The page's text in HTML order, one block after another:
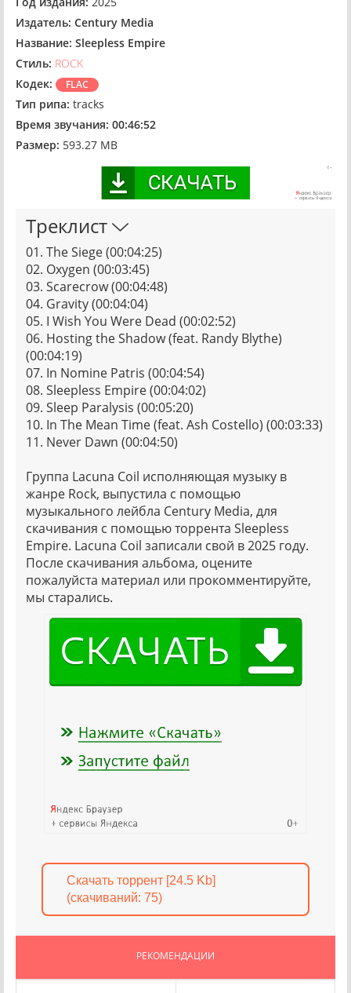
Издатель: Century Media
Название: Sleepless Empire
Стиль: ROCK
Кодек:
FLAC
Тип рипа: tracks
Время звучания: 00:46:52
Размер: 593.27 MB
Треклист
01. The Siege (00:04:25)
02. Oxygen (00:03:45)
03. Scarecrow (00:04:48)
04. Gravity (00:04:04)
05. I Wish You Were Dead (00:02:52)
06. Hosting the Shadow (feat. Randy Blythe)
(00:04:19)
07. In Nomine Patris (00:04:54)
08. Sleepless Empire (00:04:02)
09. Sleep Paralysis (00:05:20)
10. In The Mean Time (feat. Ash Costello) (00:03:33)
11. Never Dawn (00:04:50)
Группа Lacuna Coil исполняющая музыку в
жанре Rock, выпустила с помощью
музыкального лейбла Century Media, для
скачивания с помощью торрента Sleepless
Empire. Lacuna Coil записали свой в 2025 году.
После скачивания альбома, оцените
пожалуйста материал или прокомментируйте,
мы старались.
Скачать торрент [24.5 Kb]
(cкачиваний: 75)
РЕКОМЕНДАЦИИ